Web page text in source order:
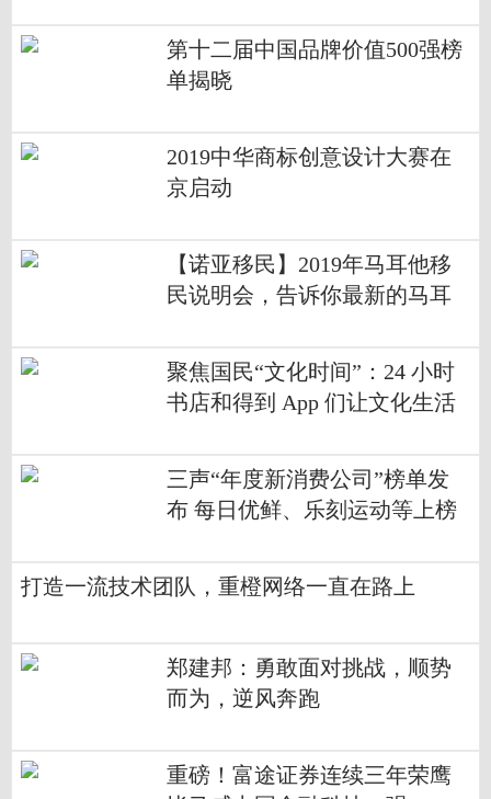
第十二届中国品牌价值500强榜
单揭晓
2019中华商标创意设计大赛在
京启动
【诺亚移民】2019年马耳他移
民说明会，告诉你最新的马耳
聚焦国民“文化时间”：24 小时
书店和得到 App 们让文化生活
三声“年度新消费公司”榜单发
布 每日优鲜、乐刻运动等上榜
打造一流技术团队，重橙网络一直在路上
郑建邦：勇敢面对挑战，顺势
而为，逆风奔跑
重磅！富途证券连续三年荣鹰